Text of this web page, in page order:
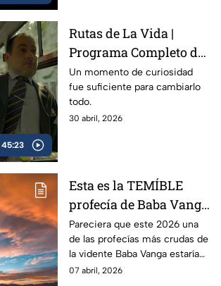
45:23
Rutas de La Vida |
Programa Completo del
30 de abril del 2026 |
Un momento de curiosidad
fue suficiente para cambiarlo
todo.
30 abril, 2026
Esta es la TEMÍBLE
profecía de Baba Vanga
que se podría cumplir
este 2026 sobre las
tensiones
internacionales
Pareciera que este 2026 una
de las profecías más crudas de
la vidente Baba Vanga estaría
por cumplirse... Esto es lo que
07 abril, 2026